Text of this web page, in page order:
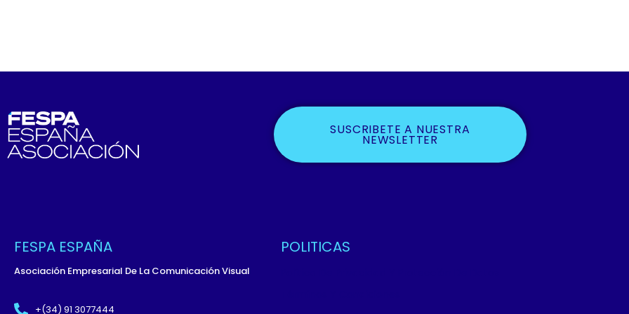
SUSCRIBETE A NUESTRA
NEWSLETTER
FESPA ESPAÑA
Asociación Empresarial De La Comunicación Visual
+(34) 91 3077444
POLITICAS